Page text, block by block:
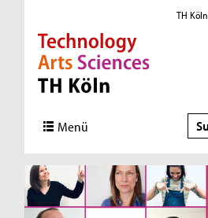
Direkt zur Hauptnavigation
Direkt zur Subnavigation
Direkt zum Inhalt
Direkt zum Fußbereich
TH
Menü